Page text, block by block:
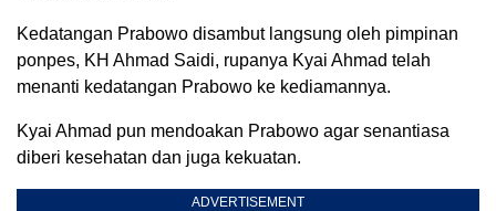
Kedatangan Prabowo disambut langsung oleh pimpinan
ponpes, KH Ahmad Saidi, rupanya Kyai Ahmad telah
menanti kedatangan Prabowo ke kediamannya.
Kyai Ahmad pun mendoakan Prabowo agar senantiasa
diberi kesehatan dan juga kekuatan.
ADVERTISEMENT